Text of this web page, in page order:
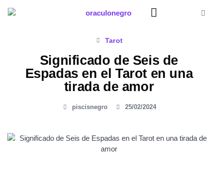
Tarot
Significado de Seis de
Espadas en el Tarot en una
tirada de amor
piscisnegro 25/02/2024